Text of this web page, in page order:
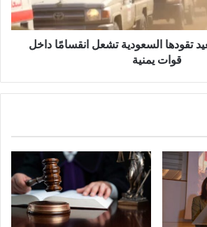
تقودها السعودية تشعل انقسامًا داخل
قوات يمنية